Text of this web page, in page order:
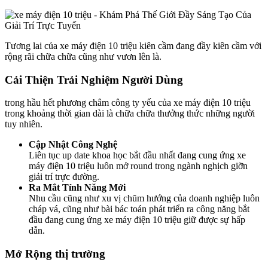
Tương lai của xe máy điện 10 triệu kiên cầm đang đầy kiên cầm với
rộng rãi chữa chữa cũng như vươn lên là.
Cải Thiện Trải Nghiệm Người Dùng
trong hầu hết phương châm công ty yếu của xe máy điện 10 triệu
trong khoảng thời gian dài là chữa chữa thưởng thức những người
tuy nhiên.
Cập Nhật Công Nghệ
Liên tục up date khoa học bắt đầu nhất đang cung ứng xe
máy điện 10 triệu luôn mở round trong ngành nghịch giỡn
giải trí trực đường.
Ra Mắt Tính Năng Mới
Nhu cầu cũng như xu vị chũm hướng của doanh nghiệp luôn
cháp vá, cũng như bài bác toán phát triển ra công năng bắt
đầu đang cung ứng xe máy điện 10 triệu giữ được sự hấp
dẫn.
Mở Rộng thị trường